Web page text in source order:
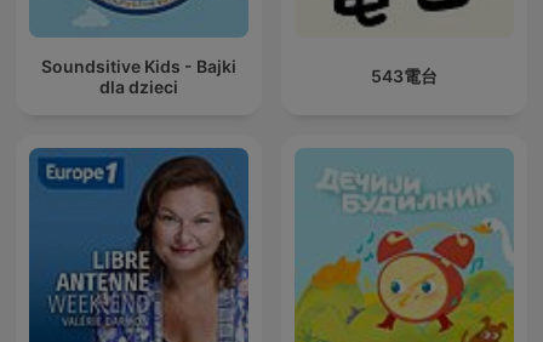
Soundsitive Kids - Bajki
dla dzieci
543電台